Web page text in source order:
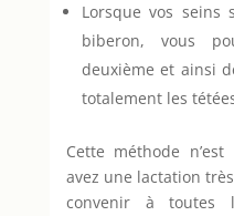
Lorsque vos seins
biberon, vous
deuxième et ainsi
totalement les
Cette méthode
avez une lactation
convenir à toutes